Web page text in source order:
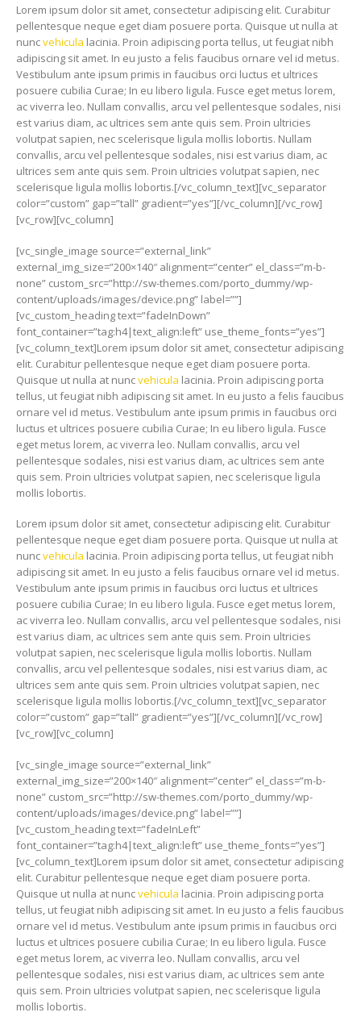
Lorem ipsum dolor sit amet, consectetur adipiscing elit. Curabitur
pellentesque neque eget diam posuere porta. Quisque ut nulla at
nuncvehicula lacinia. Proin adipiscing porta tellus, ut feugiat nibh
adipiscing sit amet. In eu justo a felis faucibus ornare vel id metus.
Vestibulum ante ipsum primis in faucibus orci luctus et ultrices
posuere cubilia Curae; In eu libero ligula. Fusce eget metus lorem,
ac viverra leo. Nullam convallis, arcu vel pellentesque sodales, nisi
est varius diam, ac ultrices sem ante quis sem. Proin ultricies
volutpat sapien, nec scelerisque ligula mollis lobortis. Nullam
convallis, arcu vel pellentesque sodales, nisi est varius diam, ac
ultrices sem ante quis sem. Proin ultricies volutpat sapien, nec
scelerisque ligula mollis lobortis.[/vc_column_text][vc_separator
color=”custom” gap=”tall” gradient=”yes”][/vc_column][/vc_row]
[vc_row][vc_column]
[vc_single_image source=”external_link”
external_img_size=”200×140″ alignment=”center” el_class=”m-b-
none” custom_src=”http://sw-themes.com/porto_dummy/wp-
content/uploads/images/device.png” label=””]
[vc_custom_heading text=”fadeInDown”
font_container=”tag:h4|text_align:left” use_theme_fonts=”yes”]
[vc_column_text]Lorem ipsum dolor sit amet, consectetur adipiscing
elit. Curabitur pellentesque neque eget diam posuere porta.
Quisque ut nulla at nuncvehicula lacinia. Proin adipiscing porta
tellus, ut feugiat nibh adipiscing sit amet. In eu justo a felis faucibus
ornare vel id metus. Vestibulum ante ipsum primis in faucibus orci
luctus et ultrices posuere cubilia Curae; In eu libero ligula. Fusce
eget metus lorem, ac viverra leo. Nullam convallis, arcu vel
pellentesque sodales, nisi est varius diam, ac ultrices sem ante
quis sem. Proin ultricies volutpat sapien, nec scelerisque ligula
mollis lobortis.
Lorem ipsum dolor sit amet, consectetur adipiscing elit. Curabitur
pellentesque neque eget diam posuere porta. Quisque ut nulla at
nuncvehicula lacinia. Proin adipiscing porta tellus, ut feugiat nibh
adipiscing sit amet. In eu justo a felis faucibus ornare vel id metus.
Vestibulum ante ipsum primis in faucibus orci luctus et ultrices
posuere cubilia Curae; In eu libero ligula. Fusce eget metus lorem,
ac viverra leo. Nullam convallis, arcu vel pellentesque sodales, nisi
est varius diam, ac ultrices sem ante quis sem. Proin ultricies
volutpat sapien, nec scelerisque ligula mollis lobortis. Nullam
convallis, arcu vel pellentesque sodales, nisi est varius diam, ac
ultrices sem ante quis sem. Proin ultricies volutpat sapien, nec
scelerisque ligula mollis lobortis.[/vc_column_text][vc_separator
color=”custom” gap=”tall” gradient=”yes”][/vc_column][/vc_row]
[vc_row][vc_column]
[vc_single_image source=”external_link”
external_img_size=”200×140″ alignment=”center” el_class=”m-b-
none” custom_src=”http://sw-themes.com/porto_dummy/wp-
content/uploads/images/device.png” label=””]
[vc_custom_heading text=”fadeInLeft”
font_container=”tag:h4|text_align:left” use_theme_fonts=”yes”]
[vc_column_text]Lorem ipsum dolor sit amet, consectetur adipiscing
elit. Curabitur pellentesque neque eget diam posuere porta.
Quisque ut nulla at nuncvehicula lacinia. Proin adipiscing porta
tellus, ut feugiat nibh adipiscing sit amet. In eu justo a felis faucibus
ornare vel id metus. Vestibulum ante ipsum primis in faucibus orci
luctus et ultrices posuere cubilia Curae; In eu libero ligula. Fusce
eget metus lorem, ac viverra leo. Nullam convallis, arcu vel
pellentesque sodales, nisi est varius diam, ac ultrices sem ante
quis sem. Proin ultricies volutpat sapien, nec scelerisque ligula
mollis lobortis.